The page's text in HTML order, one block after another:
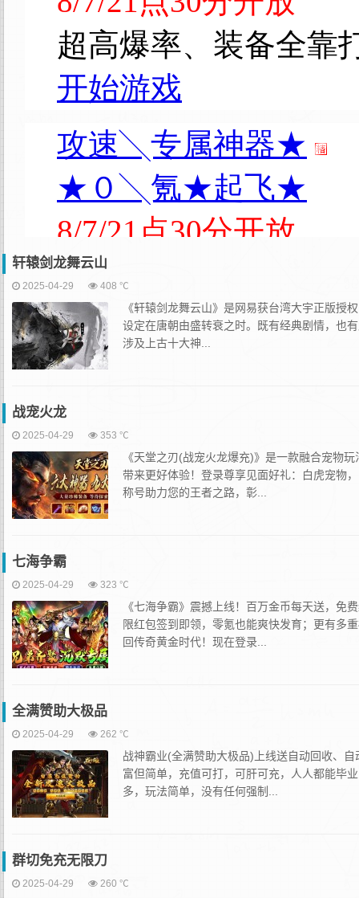
轩辕剑龙舞云山
2025-04-29 408 ℃
《轩辕剑龙舞云山》是网易获台湾大宇正版授
设定在唐朝由盛转衰之时。既有经典剧情，也
涉及上古十大神...
战宠火龙
2025-04-29 353 ℃
《天堂之刃(战宠火龙爆充)》是一款融合宠物
带来更好体验！登录尊享见面好礼：白虎宠物
称号助力您的王者之路，彰...
七海争霸
2025-04-29 323 ℃
《七海争霸》震撼上线！百万金币每天送，免
限红包签到即领，零氪也能爽快发育；更有多
回传奇黄金时代！现在登录...
全满赞助大极品
2025-04-29 262 ℃
战神霸业(全满赞助大极品)上线送自动回收、
富但简单，充值可打，可肝可充，人人都能毕
多，玩法简单，没有任何强制...
群切免充无限刀
2025-04-29 260 ℃